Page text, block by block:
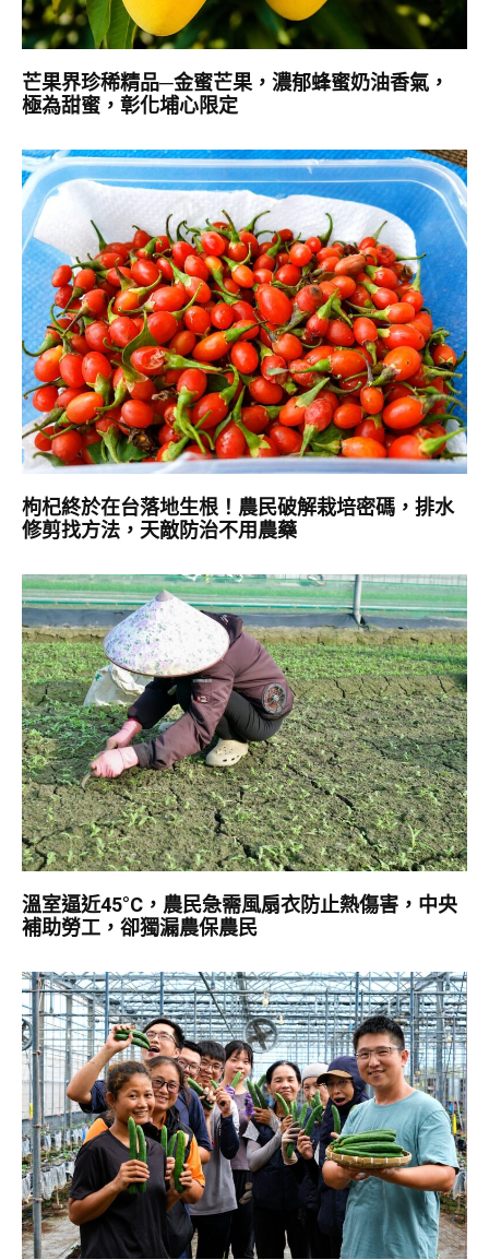
芒果界珍稀精品─金蜜芒果，濃郁蜂蜜奶油香氣，
極為甜蜜，彰化埔心限定
枸杞終於在台落地生根！農民破解栽培密碼，排水
修剪找方法，天敵防治不用農藥
溫室逼近45°C，農民急需風扇衣防止熱傷害，中央
補助勞工，卻獨漏農保農民